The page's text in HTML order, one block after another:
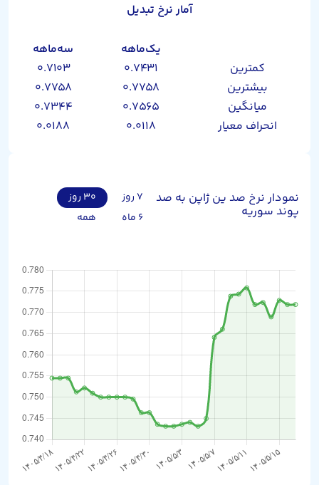
آمار نرخ تبدیل
یک‌ماهه
سه‌ماهه
کمترین
۰.۷۴۳۱
۰.۷۱۰۳
بیشترین
۰.۷۷۵۸
۰.۷۷۵۸
میانگین
۰.۷۵۶۵
۰.۷۳۴۴
انحراف معیار
۰.۰۱۱۸ ۰.۰۱۸۸
نمودار نرخ صد ین ژاپن به صد
پوند سوریه
۷ روز
۳۰ روز
۶ ماه
همه